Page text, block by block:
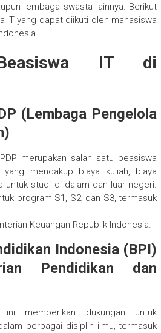
lembaga swasta lainnya. Berikut
IT yang dapat diikuti oleh mahasiswa
IT di
(Lembaga Pengelola
merupakan salah satu beasiswa
mencakup biaya kuliah, biaya
untuk studi di dalam dan luar negeri.
program S1, S2, dan S3, termasuk
Keuangan Republik Indonesia.
Indonesia (BPI)
Pendidikan dan
memberikan dukungan untuk
berbagai disiplin ilmu, termasuk